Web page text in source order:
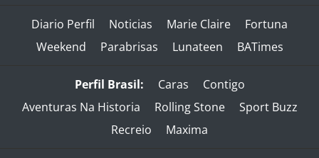
Diario Perfil Noticias Marie Claire
Fortuna
Weekend
Parabrisas Lunateen BATimes
Perfil Brasil: Caras
Contigo
Aventuras Na Historia
Rolling Stone
Sport Buzz
Recreio
Maxima